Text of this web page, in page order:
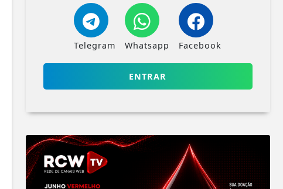
Telegram Whatsapp Facebook
ENTRAR